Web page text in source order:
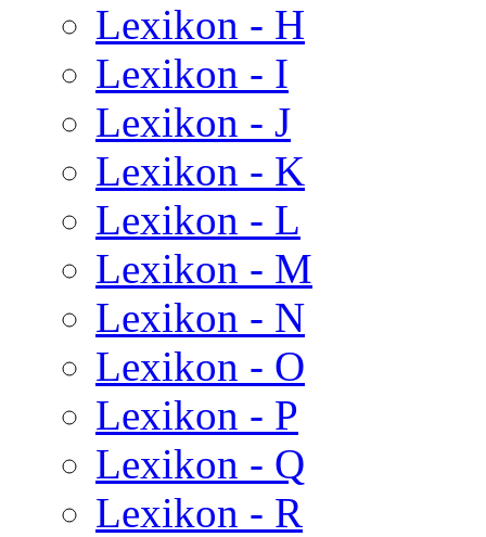
Lexikon - H
Lexikon - I
Lexikon - J
Lexikon - K
Lexikon - L
Lexikon - M
Lexikon - N
Lexikon - O
Lexikon - P
Lexikon - Q
Lexikon - R